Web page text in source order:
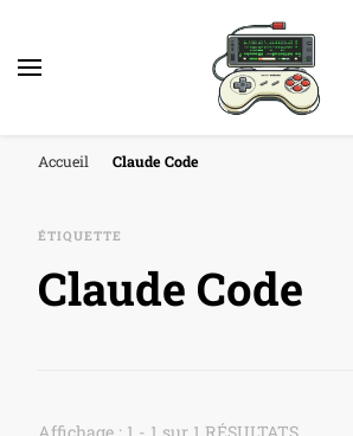
Accueil Claude Code
ÉTIQUETTE
Claude Code